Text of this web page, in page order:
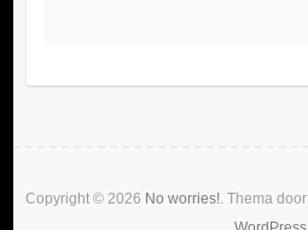
Copyright © 2026 No worries!. Thema door